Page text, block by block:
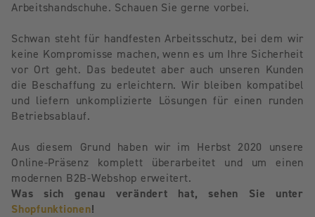
Arbeitshandschuhe. Schauen Sie gerne vorbei.
Schwan steht für handfesten Arbeitsschutz, bei dem wir
keine Kompromisse machen, wenn es um Ihre Sicherheit
vor Ort geht. Das bedeutet aber auch unseren Kunden
die Beschaffung zu erleichtern. Wir bleiben kompatibel
und liefern unkomplizierte Lösungen für einen runden
Betriebsablauf.
Aus diesem Grund haben wir im Herbst 2020 unsere
Online-Präsenz komplett überarbeitet und um einen
modernen B2B-Webshop erweitert.
Was sich genau verändert hat, sehen Sie unter
Shopfunktionen!